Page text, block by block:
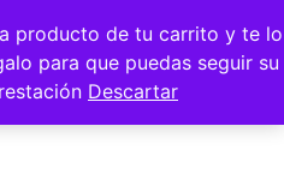
producto de tu carrito y te lo
para que puedas seguir su
Descartar